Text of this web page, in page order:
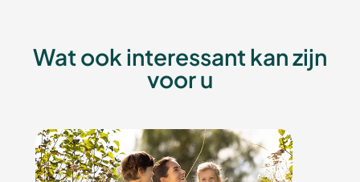
Wat ook interessant kan zijn
voor u